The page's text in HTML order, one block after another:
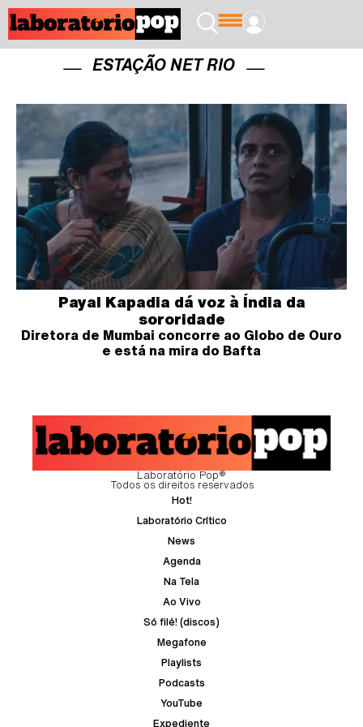
ESTAÇÃO NET RIO
Payal Kapadia dá voz à Índia da
sororidade
Diretora de Mumbai concorre ao Globo de Ouro
e está na mira do Bafta
Laboratório Pop®
Todos os direitos reservados
Hot!
Laboratório Crítico
News
Agenda
Na Tela
Ao Vivo
Só filé! (discos)
Megafone
Playlists
Podcasts
YouTube
Expediente